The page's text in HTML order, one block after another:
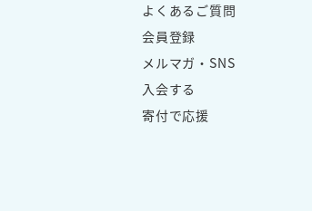
よくあるご質問
会員登録
メルマガ・SNS
入会する
寄付で応援